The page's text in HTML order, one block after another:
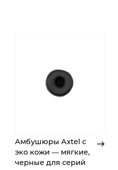
Амбушюры Axtel с
эко кожи — мягкие,
черные для серий